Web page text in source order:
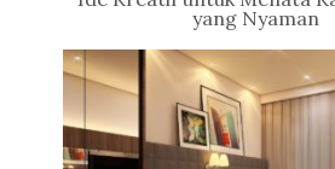
yang Nyaman